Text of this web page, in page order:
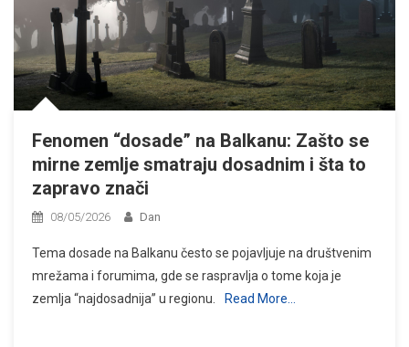
Fenomen “dosade” na Balkanu: Zašto se
mirne zemlje smatraju dosadnim i šta to
zapravo znači
08/05/2026 Dan
Tema dosade na Balkanu često se pojavljuje na društvenim
mrežama i forumima, gde se raspravlja o tome koja je
zemlja “najdosadnija” u regionu.
Read More…